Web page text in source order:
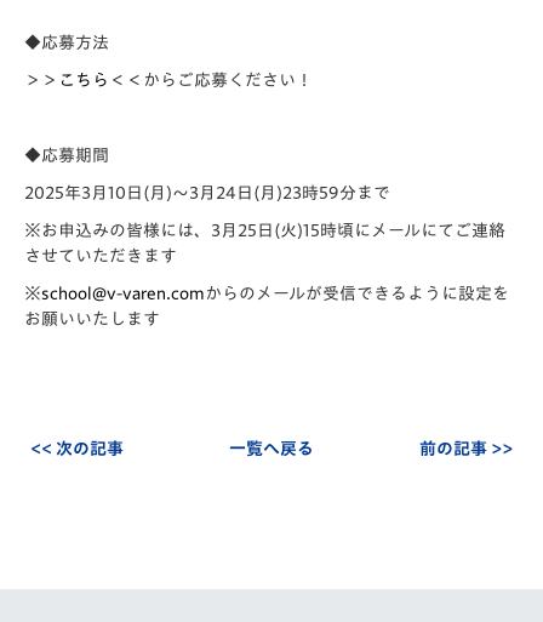
◆応募方法
＞＞ こちら ＜＜からご応募ください！
◆応募期間
2025年3月10日(月)〜3月24日(月)23時59分まで
※お申込みの皆様には、3月25日(火)15時頃にメールにてご連絡
させていただきます
※school@v-varen.com からのメールが受信でき るように設定を
お願いいたします
<< 次の記事 一覧へ戻る 前の記事 >>